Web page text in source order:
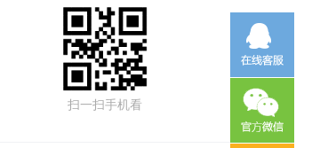
扫一扫手机看